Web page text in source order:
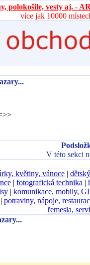
polokošile, vesty aj. -
více jak 10000
V této sekci
květiny, vánoce|
| fotografická technika |
| komunikace, mobily,
potraviny, nápoje,
řemesla,